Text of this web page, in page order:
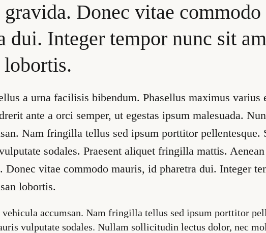
Donec vitae commodo
dui. Integer tempor nunc sit
lobortis.
a urna facilisis bibendum. Phasellus maximus varius
ante a orci semper, ut egestas ipsum malesuada.
Nam fringilla tellus sed ipsum porttitor pellentesque.
sodales. Praesent aliquet fringilla mattis.
Donec vitae commodo mauris, id pharetra dui. Integer
lobortis.
accumsan. Nam fringilla tellus sed ipsum porttitor
vulputate sodales. Nullam sollicitudin lectus dolor, nec